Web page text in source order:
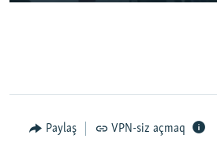
Paylaş VPN-siz açmaq